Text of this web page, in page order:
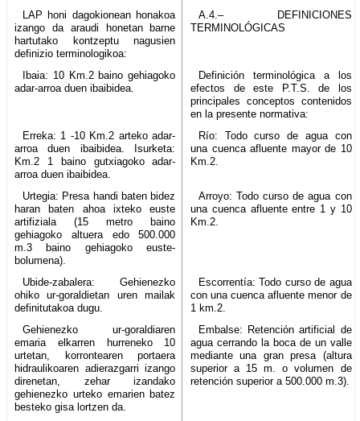
LAP honi dagokionean honakoa
izango da araudi honetan barne
hartutako kontzeptu nagusien
definizio terminologikoa:
A.4.– DEFINICIONES
TERMINOLÓGICAS
Ibaia: 10 Km.2 baino gehiagoko
adar-arroa duen ibaibidea.
Definición terminológica a los
efectos de este P.T.S. de los
principales conceptos contenidos
en la presente normativa:
Erreka: 1 -10 Km.2 arteko adar-
arroa duen ibaibidea. Isurketa:
Km.2 1 baino gutxiagoko adar-
arroa duen ibaibidea.
Río: Todo curso de agua con
una cuenca afluente mayor de 10
Km.2.
Urtegia: Presa handi baten bidez
haran baten ahoa ixteko euste
artifiziala (15 metro baino
gehiagoko altuera edo 500.000
m.3 baino gehiagoko euste-
bolumena).
Arroyo: Todo curso de agua con
una cuenca afluente entre 1 y 10
Km.2.
Ubide-zabalera: Gehienezko
ohiko ur-goraldietan uren mailak
definitutakoa dugu.
Escorrentía: Todo curso de agua
con una cuenca afluente menor de
1 km.2.
Gehienezko ur-goraldiaren
emaria elkarren hurreneko 10
urtetan, korrontearen portaera
hidraulikoaren adierazgarri izango
direnetan, zehar izandako
gehienezko urteko emarien batez
besteko gisa lortzen da.
Embalse: Retención artificial de
agua cerrando la boca de un valle
mediante una gran presa (altura
superior a 15 m. o volumen de
retención superior a 500.000 m.3).